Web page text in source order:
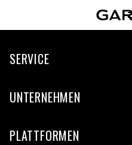
SERVICE
UNTERNEHMEN
PLATTFORMEN